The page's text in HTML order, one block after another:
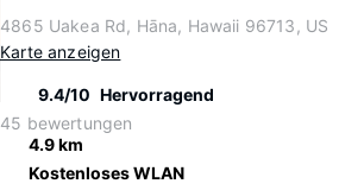
4865 Uakea Rd, Hāna, Hawaii 96713, US
Karte anzeigen
9.4/10 Hervorragend
45 bewertungen
4.9 km
Kostenloses WLAN